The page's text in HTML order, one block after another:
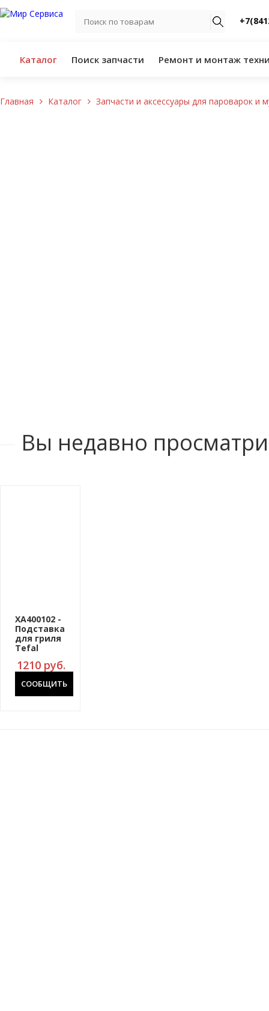
Каталог Поиск запчасти Ремонт и монтаж
Главная Каталог Запчасти и аксессуары для пароварок и
Вы недавно
XA400102 -
Подставка
для гриля
Tefal
1210 руб.
СООБЩИТЬ